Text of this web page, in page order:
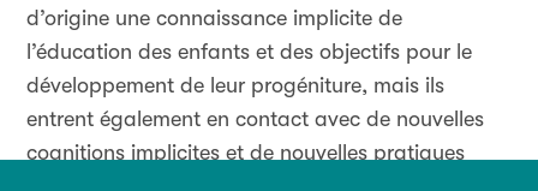
d’origine une connaissance implicite de
l’éducation des enfants et des objectifs pour le
développement de leur progéniture, mais ils
entrent également en contact avec de nouvelles
cognitions implicites et de nouvelles pratiques